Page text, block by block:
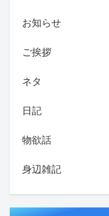
お知らせ
ご挨拶
ネタ
日記
物欲話
身辺雑記